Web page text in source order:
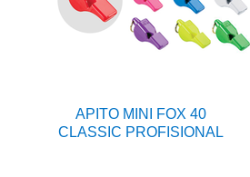
APITO MINI FOX 40
CLASSIC PROFISIONAL